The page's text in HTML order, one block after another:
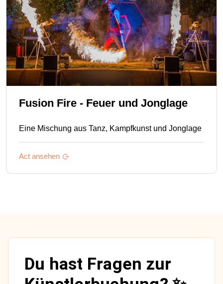
Fusion Fire - Feuer und Jonglage
Eine Mischung aus Tanz, Kampfkunst und Jonglage
Act ansehen
Du hast Fragen zur